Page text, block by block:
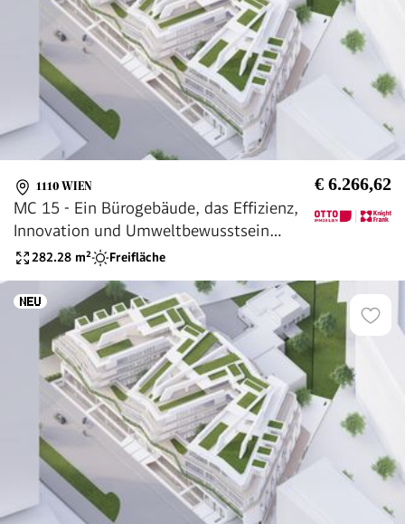
1110 WIEN € 6.266,62
MC 15 - Ein Bürogebäude, das Effizienz,
Innovation und Umweltbewusstsein
vereint.
282.28 m² Freifläche